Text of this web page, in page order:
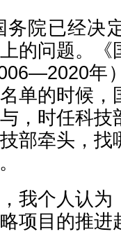
务院已经决
的问题。《
年
单的时候，
，时任科技
部牵头，找
我个人认为
项目的推